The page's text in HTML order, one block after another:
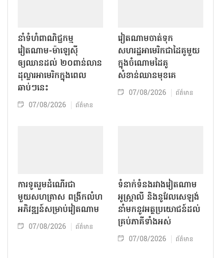
នាំទំហំពាណិជ្ជកម្ម
វៀតណាម-ម៉ាឡេស៊ី
ឲ្យឈានដល់ ២០ពាន់លាន
ដុល្លារអាមេរិកក្នុងពេល
ឆាប់ៗនេះ
07/08/2026 ព័ត៌មាន
វៀតណាមចាត់ទុក
សហរដ្ឋអាមេរិកជាដៃគូមួយ
ក្នុងចំណោមដៃគូ
សំខាន់ឈានមុខគេ
07/08/2026 ព័ត៌មាន
ការទូតរួមដំណើរជា
មួយសហគ្រាស ពង្រីកលំហ
អភិវឌ្ឍន៍សម្រាប់វៀតណាម
07/08/2026 ព័ត៌មាន
ទំនាក់ទំនងរវាងវៀតណាម
អូស្ត្រាលី និងនូវែលសេឡង់
នាំមកនូវអត្ថប្រយោជន៍ដល់
គ្រប់ភាគីទាំងអស់
07/08/2026 ព័ត៌មាន